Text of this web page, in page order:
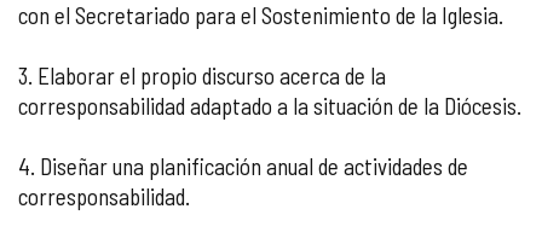
con el Secretariado para el Sostenimiento de la Iglesia.
3. Elaborar el propio discurso acerca de la
corresponsabilidad adaptado a la situación de la Diócesis.
4. Diseñar una planificación anual de actividades de
corresponsabilidad.